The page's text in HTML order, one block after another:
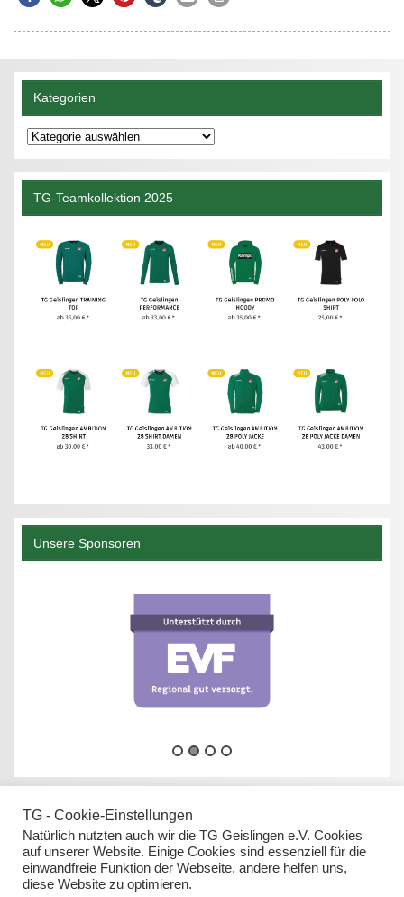
Kategorien
Kategorien
TG-Teamkollektion 2025
Unsere Sponsoren
Datenschutz
TG - Cookie-Einstellungen
Natürlich nutzten auch wir die TG Geislingen e.V. Cookies
auf unserer Website. Einige Cookies sind essenziell für die
einwandfreie Funktion der Webseite, andere helfen uns,
diese Website zu optimieren.